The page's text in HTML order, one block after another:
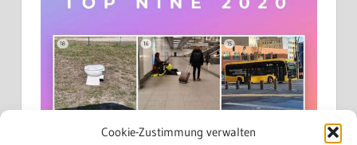
Cookie-Zustimmung verwalten